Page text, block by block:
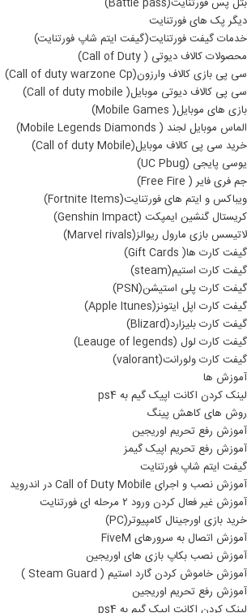
دیگر پک های فورتنایت
خدمات گیفت فورتنایت(گیفت ایتم شاپ فورتنایت)
محصولات کالاف دیوتی ( Call of Duty)
سی پی بازی کالاف وارزون(Call of duty warzone Cp)
سی پی کالاف دیوتی موبایل( Call of duty mobile)
بازی های موبایل( Mobile Games)
الماس موبایل لجند ( Mobile Legends Diamonds)
خرید سی پی کالاف موبایل(Call of duty Mobile)
یوسی پایجی (UC Pbug)
جم فری فایر ( Free Fire)
ویباکس و ایتم های فورتنایت(Fortnite Items)
کریستال گنشین ایمپکت (Genshin Impact)
لاتیسس بازی مارول ریوالز(Marvel rivals)
گیفت کارت ها( Gift Cards)
گیفت کارت استیم(steam)
گیفت کارت پلی استیشن(PSN)
گیفت کارت اپل ایتونز(Apple Itunes)
گیفت کارت بلیزارد(Blizard)
گیفت کارت لول (Leauge of legends)
گیفت کارت ولورانت(valorant)
آموزش ها
لینک کردن اکانت اپیک گیم به ps4
روش های کاهش پینگ
آموزش رفع تحریم اوریجین
آموزش رفع تحریم اپیک گیمز
گیفت ایتم شاپ فورتنایت
آموزش نصب و اجرای Call of Duty Mobile در اندروید
آموزش غیر فعال کردن ورود ۲ مرحله ای فورتنایت
خرید بازی اورجینال کامپیوتر(PC)
آموزش اتصال به سرورهای FiveM
آموزش نصب بکاپ بازی های اوریجین
آموزش خاموش کردن گارد استیم ( Steam Guard )
آموزش رفع تحریم اوریجین